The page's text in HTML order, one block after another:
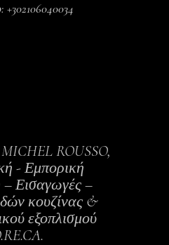
ROUSSO,
- Εμπορική
– Εισαγωγές –
κουζίνας &
εξοπλισμού